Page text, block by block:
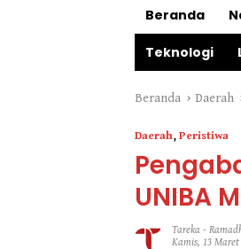
Beranda
Teknologi
Beranda Daerah
Daerah, Peristiwa
UNIBA
Tareka -
Kamis, 13 Maret